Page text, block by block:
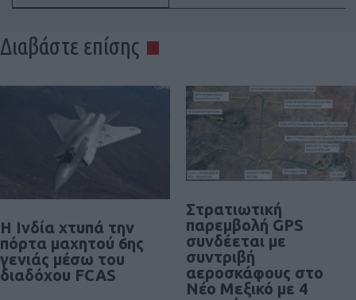
Διαβάστε επίσης
Η Ινδία χτυπά την
πόρτα μαχητού 6ης
γενιάς μέσω του
διαδόχου FCAS
Στρατιωτική
παρεμβολή GPS
συνδέεται με
συντριβή
αεροσκάφους στο
Νέο Μεξικό με 4